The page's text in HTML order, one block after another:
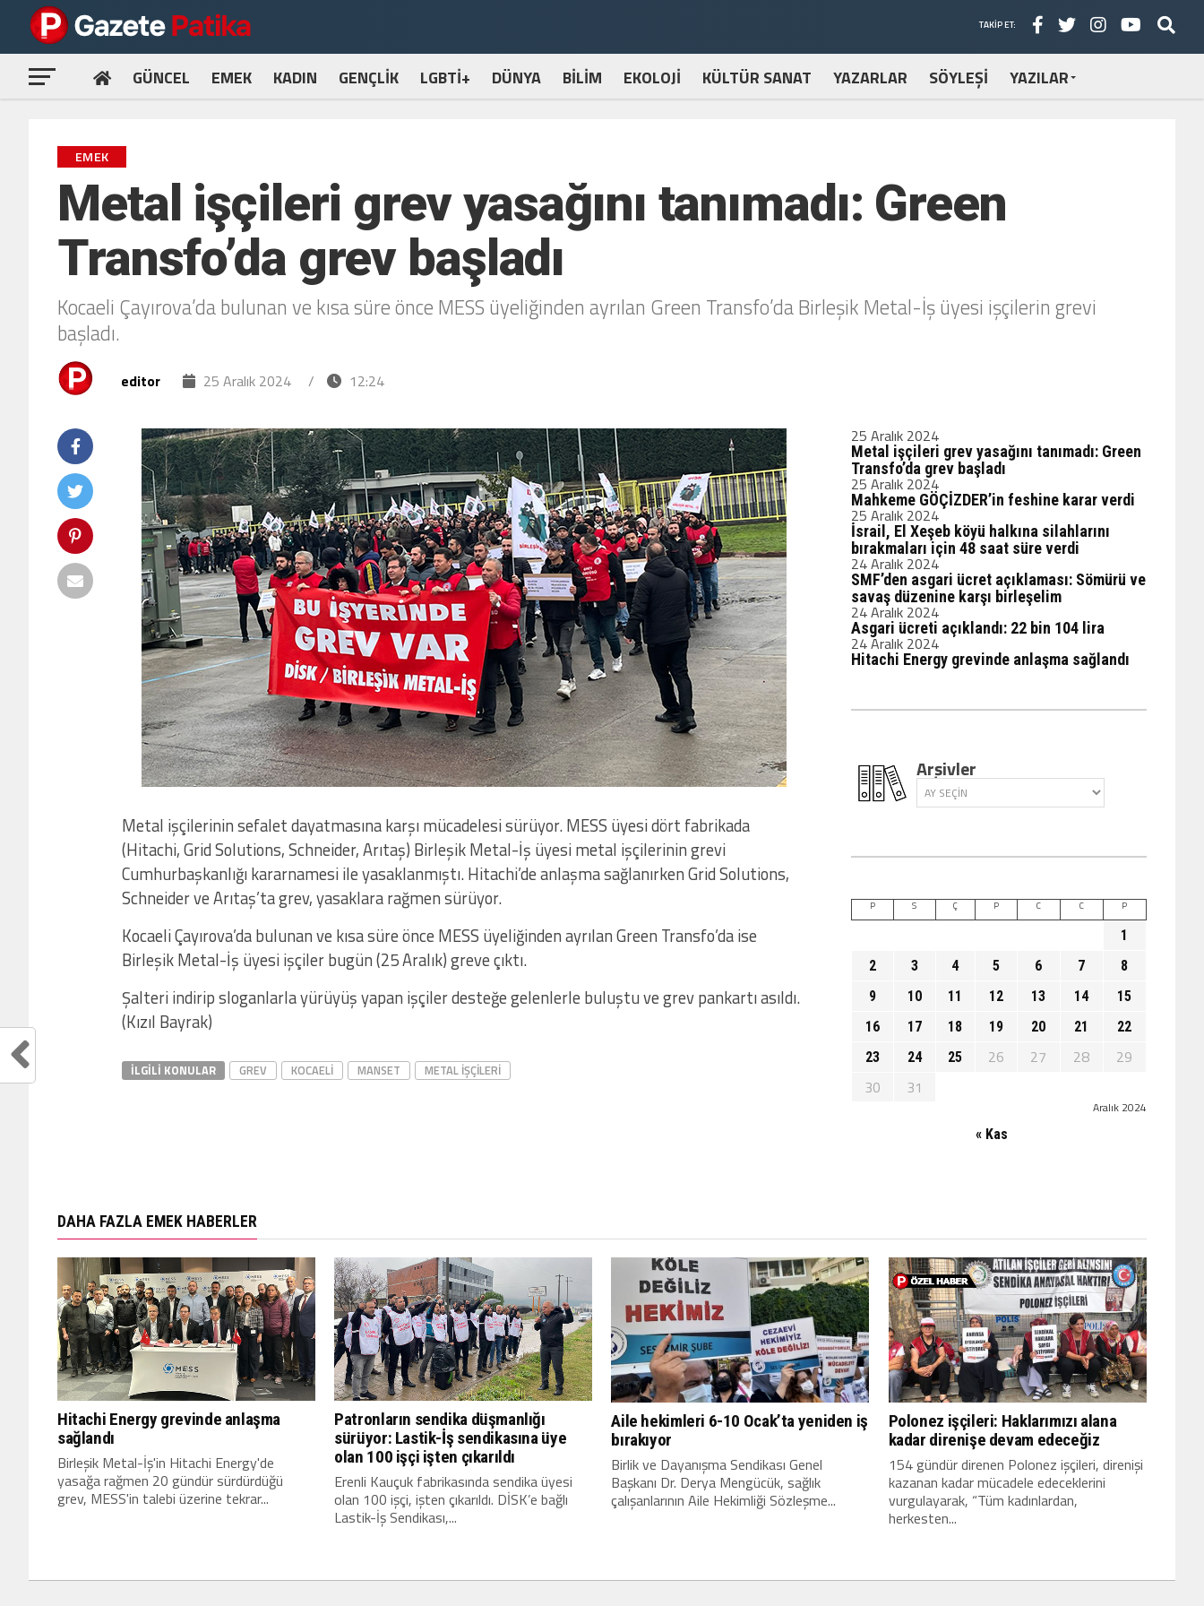
TAKIP ET:
GÜNCEL EMEK KADIN GENÇLİK LGBTİ+ DÜNYA BİLİM EKOLOJİ KÜLTÜR SANAT YAZARLAR SÖYLEŞİ YAZILAR
EMEK
Metal işçileri grev yasağını tanımadı: Green
Transfo’da grev başladı
Kocaeli Çayırova’da bulunan ve kısa süre önce MESS üyeliğinden ayrılan Green Transfo’da Birleşik Metal-İş üyesi işçilerin grevi
başladı.
editor 25 Aralık 2024 / 12:24
Metal işçilerinin sefalet dayatmasına karşı mücadelesi sürüyor. MESS üyesi dört fabrikada
(Hitachi, Grid Solutions, Schneider, Arıtaş) Birleşik Metal-İş üyesi metal işçilerinin grevi
Cumhurbaşkanlığı kararnamesi ile yasaklanmıştı. Hitachi’de anlaşma sağlanırken Grid Solutions,
Schneider ve Arıtaş’ta grev, yasaklara rağmen sürüyor.
Kocaeli Çayırova’da bulunan ve kısa süre önce MESS üyeliğinden ayrılan Green Transfo’da ise
Birleşik Metal-İş üyesi işçiler bugün (25 Aralık) greve çıktı.
Şalteri indirip sloganlarla yürüyüş yapan işçiler desteğe gelenlerle buluştu ve grev pankartı asıldı.
(Kızıl Bayrak)
İLGILI KONULAR GREV KOCAELI MANSET METAL IŞÇILERI
25 Aralık 2024
Metal işçileri grev yasağını tanımadı: Green
Transfo’da grev başladı
25 Aralık 2024
Mahkeme GÖÇİZDER’in feshine karar verdi
25 Aralık 2024
İsrail, El Xeşeb köyü halkına silahlarını
bırakmaları için 48 saat süre verdi
24 Aralık 2024
SMF’den asgari ücret açıklaması: Sömürü ve
savaş düzenine karşı birleşelim
24 Aralık 2024
Asgari ücreti açıklandı: 22 bin 104 lira
24 Aralık 2024
Hitachi Energy grevinde anlaşma sağlandı
Arşivler
Aralık 2024
P S Ç P C C P
1
2
3 4 5 6 7
8
9
10 11 12 13 14
15
16
17 18 19 20 21
22
23
24 25 26 27 28
29
30
31
« Kas
DAHA FAZLA EMEK HABERLER
Hitachi Energy grevinde anlaşma
sağlandı
Birleşik Metal-İş'in Hitachi Energy'de
yasağa rağmen 20 gündür sürdürdüğü
grev, MESS'in talebi üzerine tekrar...
Patronların sendika düşmanlığı
sürüyor: Lastik-İş sendikasına üye
olan 100 işçi işten çıkarıldı
Erenli Kauçuk fabrikasında sendika üyesi
olan 100 işçi, işten çıkarıldı. DİSK’e bağlı
Lastik-İş Sendikası,...
Aile hekimleri 6-10 Ocak’ta yeniden iş
bırakıyor
Birlik ve Dayanışma Sendikası Genel
Başkanı Dr. Derya Mengücük, sağlık
çalışanlarının Aile Hekimliği Sözleşme...
Polonez işçileri: Haklarımızı alana
kadar direnişe devam edeceğiz
154 gündür direnen Polonez işçileri, direnişi
kazanan kadar mücadele edeceklerini
vurgulayarak, “Tüm kadınlardan,
herkesten...